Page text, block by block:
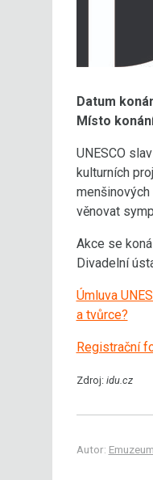
Datum
Místo
UNESCO
kulturních
věnovat
Akce se
Divadelní
Úmluva
a tvůrce?
Registrační
Zdroj: idu.cz
Autor: Emuzeum